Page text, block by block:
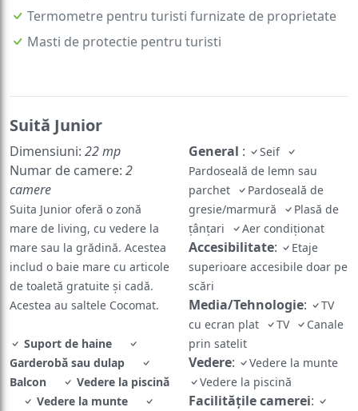
Termometre pentru turisti furnizate de proprietate
Masti de protectie pentru turisti
Suită Junior
Dimensiuni: 22 mp
Numar de camere: 2
camere
Suita Junior oferă o zonă
mare de living, cu vedere la
mare sau la grădină. Acestea
includ o baie mare cu articole
de toaletă gratuite și cadă.
Acestea au saltele Cocomat.
Suport de haine
Garderobă sau dulap
Balcon
Vedere la piscină
Vedere la munte
General :
Seif
Pardoseală de lemn sau
parchet
Pardoseală de
gresie/marmură
Plasă de
ţânţari
Aer condiţionat
Accesibilitate:
Etaje
superioare accesibile doar pe
scări
Media/Tehnologie:
TV
cu ecran plat
TV
Canale
prin satelit
Vedere:
Vedere la munte
Vedere la piscină
Facilităţile camerei: